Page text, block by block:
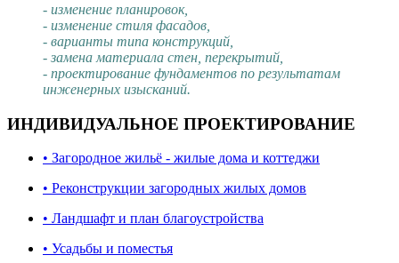
- изменение планировок,
- изменение стиля фасадов,
- варианты типа конструкций,
- замена материала стен, перекрытий,
- проектирование фундаментов по результатам
инженерных изысканий.
ИНДИВИДУАЛЬНОЕ ПРОЕКТИРОВАНИЕ
• Загородное жильё - жилые дома и коттеджи
• Реконструкции загородных жилых домов
• Ландшафт и план благоустройства
• Усадьбы и поместья